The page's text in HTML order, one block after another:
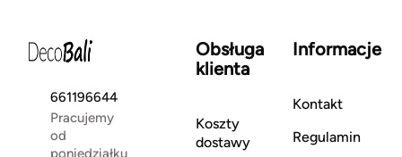
661196644
Pracujemy
od
poniedziałku
Obsługa
klienta
Koszty
dostawy
Informacje
Kontakt
Regulamin